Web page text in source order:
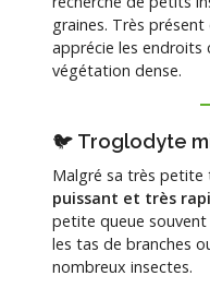
graines. Très
apprécie les endroits
végétation dense.
🐦 Troglodyte
Malgré sa très petite
puissant et très
petite queue souvent
les tas de branches
nombreux insectes.